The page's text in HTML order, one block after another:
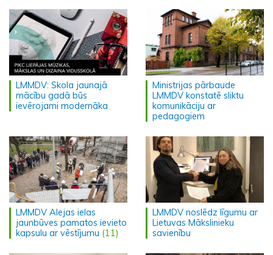
LMMDV: Skola jaunajā
mācību gadā būs
ievērojami modernāka
Ministrijas pārbaude
LMMDV konstatē sliktu
komunikāciju ar
pedagogiem
LMMDV Alejas ielas
jaunbūves pamatos ievieto
kapsulu ar vēstījumu (11)
LMMDV noslēdz līgumu ar
Lietuvas Mākslinieku
savienību